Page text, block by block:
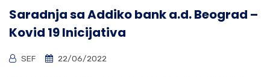
Saradnja sa Addiko bank a.d. Beograd –
Kovid 19 Inicijativa
SEF 22/06/2022